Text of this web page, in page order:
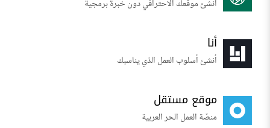
أنشئ موقعك الاحترافي دون خبرة برمجية
أنا
أنشئ أسلوب العمل الذي يناسبك
موقع مستقل
منصّة العمل الحر العربية